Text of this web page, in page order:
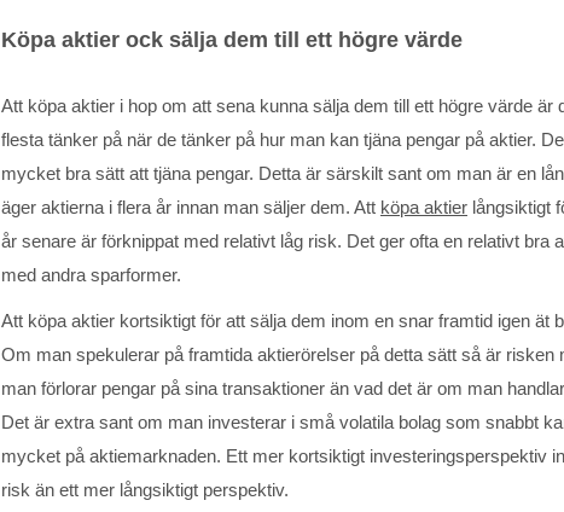
Köpa aktier ock sälja dem till ett högre värde
Att köpa aktier i hop om att sena kunna sälja dem till ett högre värde är
flesta tänker på när de tänker på hur man kan tjäna pengar på aktier.
mycket bra sätt att tjäna pengar. Detta är särskilt sant om man är en
äger aktierna i flera år innan man säljer dem. Att köpa aktier långsiktigt
år senare är förknippat med relativt låg risk. Det ger ofta en relativt bra
med andra sparformer.
Att köpa aktier kortsiktigt för att sälja dem inom en snar framtid igen ät
Om man spekulerar på framtida aktierörelser på detta sätt så är risken
man förlorar pengar på sina transaktioner än vad det är om man
Det är extra sant om man investerar i små volatila bolag som snabbt
mycket på aktiemarknaden. Ett mer kortsiktigt investeringsperspektiv
risk än ett mer långsiktigt perspektiv.